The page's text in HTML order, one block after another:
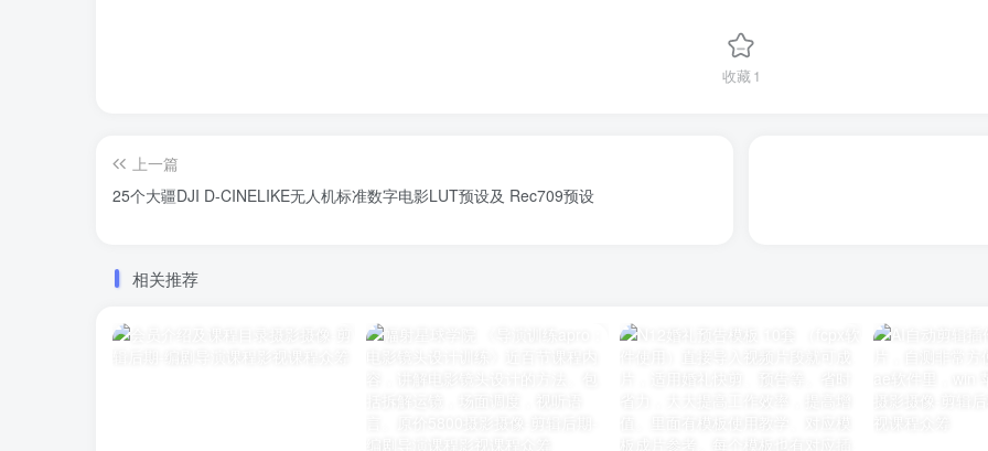
收藏1
上一篇
25个大疆DJI D-CINELIKE无人机标准数字电影LUT预设及 Rec709预设
相关推荐